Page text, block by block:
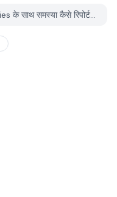
मैं PGYER APK HUB पर Street Art Cities के साथ समस्या कैसे रिपोर्ट कर सकता हूँ?